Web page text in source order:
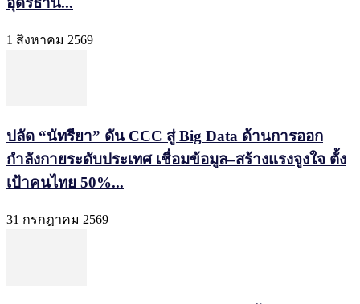
1 สิงหาคม 2569
ปลัด “นัทรียา” ดัน CCC สู่ Big Data ด้านการออก
กำลังกายระดับประเทศ เชื่อมข้อมูล–สร้างแรงจูงใจ ตั้ง
เป้าคนไทย 50%...
31 กรกฎาคม 2569